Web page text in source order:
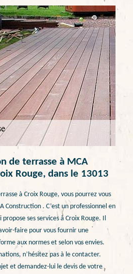
de terrasse à MCA
Rouge, dans le 13013
à Croix Rouge, vous pourrez vous
Construction . C’est un professionnel en
ses services à Croix Rouge. Il
faire pour vous fournir une
aux normes et selon vos envies.
n’hésitez pas à le contacter.
et demandez-lui le devis de votre